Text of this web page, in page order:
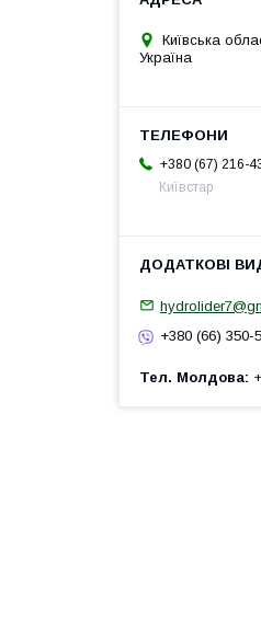
Київська
Україна
+380 (67) 216-
Київстар
+380 (66) 350-
Тел. Молдова